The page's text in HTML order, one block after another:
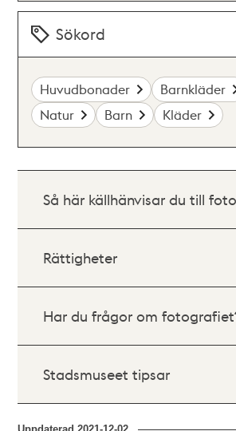
Sökord
Huvudbonader Barnkläder
Natur
Barn Kläder
Så här källhänvisar du till
Rättigheter
Har du frågor om
Stadsmuseet tipsar